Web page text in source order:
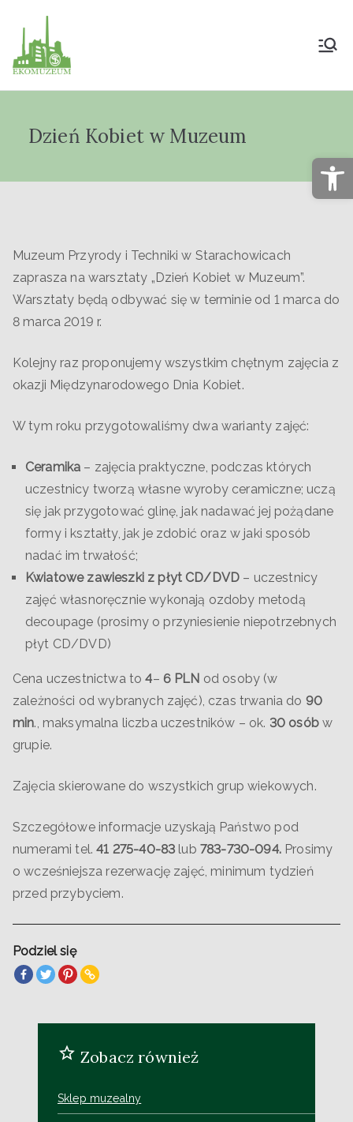
Muzeum Przyrody
"Ekomuzeum" im.
Jana Pazdura
Dzień Kobiet w Muzeum
Muzeum Przyrody i Techniki w Starachowicach
zaprasza na warsztaty „Dzień Kobiet w Muzeum”.
Warsztaty będą odbywać się w terminie od 1 marca do
8 marca 2019 r.
Kolejny raz proponujemy wszystkim chętnym zajęcia z
okazji Międzynarodowego Dnia Kobiet.
W tym roku przygotowaliśmy dwa warianty zajęć:
Ceramika – zajęcia praktyczne, podczas których
uczestnicy tworzą własne wyroby ceramiczne; uczą
się jak przygotować glinę, jak nadawać jej pożądane
formy i kształty, jak je zdobić oraz w jaki sposób
nadać im trwałość;
Kwiatowe zawieszki z płyt CD/DVD – uczestnicy
zajęć własnoręcznie wykonają ozdoby metodą
decoupage (prosimy o przyniesienie niepotrzebnych
płyt CD/DVD)
Cena uczestnictwa to 4– 6 PLN od osoby (w
zależności od wybranych zajęć), czas trwania do 90
min., maksymalna liczba uczestników – ok. 30 osóbw
grupie.
Zajęcia skierowane do wszystkich grup wiekowych.
Szczegółowe informacje uzyskają Państwo pod
numerami tel.41 275-40-83 lub 783-730-094. Prosimy
o wcześniejsza rezerwację zajęć, minimum tydzień
przed przybyciem.
Podziel się
Zobacz również
Sklep muzealny